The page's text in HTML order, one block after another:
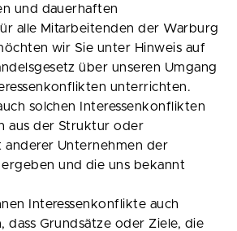
und dauerhaften
alle Mitarbeitenden der Warburg
wir Sie unter Hinweis auf
über unseren Umgang
unterrichten.
solchen Interessenkonflikten
aus der Struktur oder
anderer Unternehmen der
und die uns bekannt
Interessenkonflikte auch
dass Grundsätze oder Ziele, die